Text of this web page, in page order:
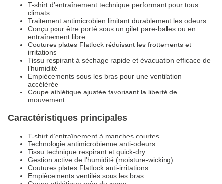
T-shirt d’entraînement technique performant pour tous
climats
Traitement antimicrobien limitant durablement les odeurs
Conçu pour être porté sous un gilet pare-balles ou en
entraînement libre
Coutures plates Flatlock réduisant les frottements et
irritations
Tissu respirant à séchage rapide et évacuation efficace de
l’humidité
Empiècements sous les bras pour une ventilation
accélérée
Coupe athlétique ajustée favorisant la liberté de
mouvement
Caractéristiques principales
T-shirt d’entraînement à manches courtes
Technologie antimicrobienne anti-odeurs
Tissu technique respirant et quick-dry
Gestion active de l’humidité (moisture-wicking)
Coutures plates Flatlock anti-irritations
Empiècements ventilés sous les bras